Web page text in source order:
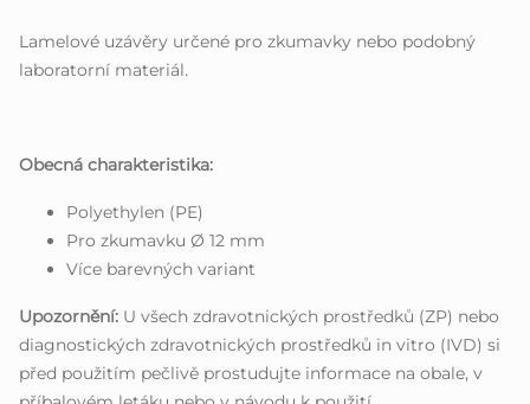
Lamelové uzávěry určené pro zkumavky nebo podobný
laboratorní materiál.
Obecná charakteristika:
Polyethylen (PE)
Pro zkumavku Ø 12 mm
Více barevných variant
Upozornění: U všech zdravotnických prostředků (ZP) nebo
diagnostických zdravotnických prostředků in vitro (IVD) si
před použitím pečlivě prostudujte informace na obale, v